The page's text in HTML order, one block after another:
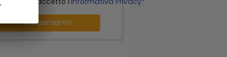
Richiamami!!